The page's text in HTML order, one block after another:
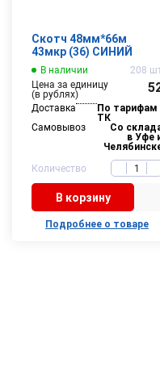
Скотч 48мм*66м
43мкр (36) СИНИЙ
В наличии
208
Цена за единицу
(в рублях)
Доставка
По тарифам
ТК
Самовывоз
Со
в Уфе
Количество
В корзину
Подробнее о товаре